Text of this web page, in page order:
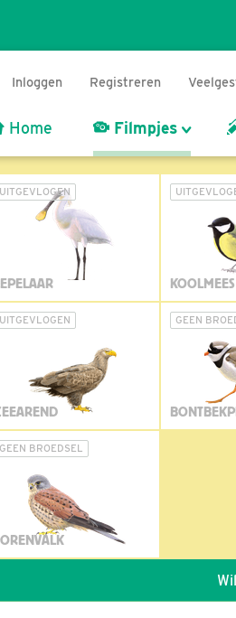
Inloggen Registreren
Home Filmpjes
UITGEVLOGEN
KOOLMEES
UITGEVLOGEN GEEN
GEEN BROEDSEL
Wil jij